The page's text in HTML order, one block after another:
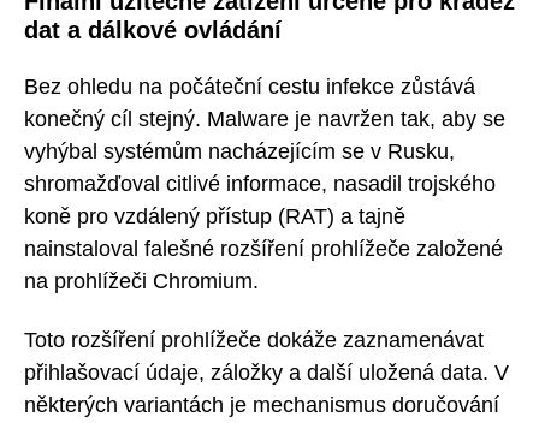
dat a dálkové ovládání
Bez ohledu na počáteční cestu infekce zůstává
konečný cíl stejný. Malware je navržen tak, aby se
vyhýbal systémům nacházejícím se v Rusku,
shromažďoval citlivé informace, nasadil trojského
koně pro vzdálený přístup (RAT) a tajně
nainstaloval falešné rozšíření prohlížeče založené
na prohlížeči Chromium.
Toto rozšíření prohlížeče dokáže zaznamenávat
přihlašovací údaje, záložky a další uložená data. V
některých variantách je mechanismus doručování